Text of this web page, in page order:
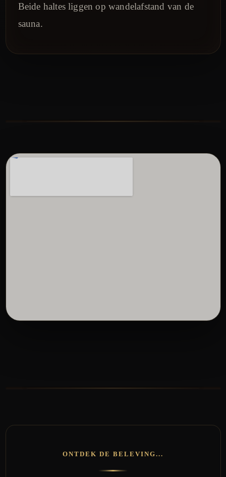
Beide haltes liggen op wandelafstand van de
sauna.
ONTDEK DE BELEVING...